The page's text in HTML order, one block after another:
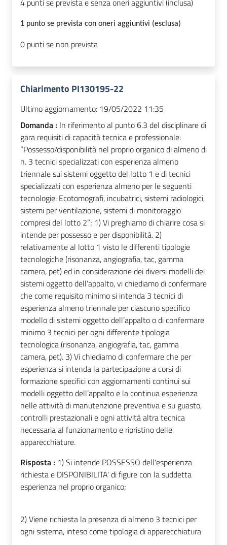
4 punti se prevista e senza oneri aggiuntivi (inclusa)
1 punto se prevista con oneri aggiuntivi (esclusa)
0 punti se non prevista
Chiarimento PI130195-22
Ultimo aggiornamento: 19/05/2022 11:35
Domanda : In riferimento al punto 6.3 del disciplinare di
gara requisiti di capacità tecnica e professionale:
“Possesso/disponibilità nel proprio organico di almeno di
n. 3 tecnici specializzati con esperienza almeno
triennale sui sistemi oggetto del lotto 1 e di tecnici
specializzati con esperienza almeno per le seguenti
tecnologie: Ecotomografi, incubatrici, sistemi radiologici,
sistemi per ventilazione, sistemi di monitoraggio
compresi del lotto 2”; 1) Vi preghiamo di chiarire cosa si
intende per possesso e per disponibilità. 2)
relativamente al lotto 1 visto le differenti tipologie
tecnologiche (risonanza, angiografia, tac, gamma
camera, pet) ed in considerazione dei diversi modelli dei
sistemi oggetto dell’appalto, vi chiediamo di confermare
che come requisito minimo si intenda 3 tecnici di
esperienza almeno triennale per ciascuno specifico
modello di sistemi oggetto dell’appalto o di confermare
minimo 3 tecnici per ogni differente tipologia
tecnologica (risonanza, angiografia, tac, gamma
camera, pet). 3) Vi chiediamo di confermare che per
esperienza si intenda la partecipazione a corsi di
formazione specifici con aggiornamenti continui sui
modelli oggetto dell’appalto e la continua esperienza
nelle attività di manutenzione preventiva e su guasto,
controlli prestazionali e ogni attività altra tecnica
necessaria al funzionamento e ripristino delle
apparecchiature.
Risposta : 1)Si intende POSSESSO dell'esperienza
richiesta e DISPONIBILITA' di figure con la suddetta
esperienza nel proprio organico;
2)Viene richiesta la presenza di almeno 3 tecnici per
ogni sistema, inteso come tipologia di apparecchiatura